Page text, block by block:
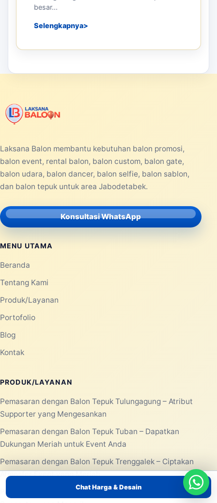
besar...
Selengkapnya
Chat Harga & Desain
Laksana Balon membantu kebutuhan balon promosi,
balon event, rental balon, balon custom, balon gate,
balon udara, balon dancer, balon selfie, balon sablon,
dan balon tepuk untuk area Jabodetabek.
Konsultasi WhatsApp
MENU UTAMA
Beranda
Tentang Kami
Produk/Layanan
Portofolio
Blog
Kontak
PRODUK/LAYANAN
Pemasaran dengan Balon Tepuk Tulungagung – Atribut
Supporter yang Mengesankan
Pemasaran dengan Balon Tepuk Tuban – Dapatkan
Dukungan Meriah untuk Event Anda
Pemasaran dengan Balon Tepuk Trenggalek – Ciptakan
Atmosfer Event yang Meriah
Pemasaran Dengan Balon Tepuk Surabaya – Atribut